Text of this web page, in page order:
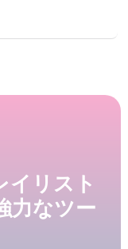
イリスト
力なツー